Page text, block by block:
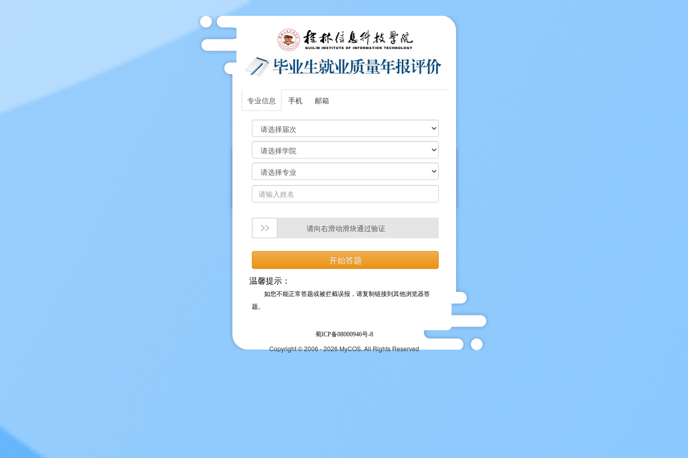
专业信息 手机 邮箱
请向右滑动滑块通过验证
温馨提示：
如您不能正常答题或被拦截误报，请复制链接到其他浏览器答
题。
蜀ICP备08000946号-8
Copyright © 2006 - 2026 MyCOS. All Rights Reserved